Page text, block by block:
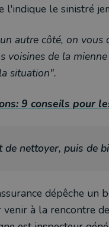
l'indique le sinistré
autre côté, on vous
voisines de la
situation".
9 conseils pour
de nettoyer, puis de
dépêche un
venir à la rencontre